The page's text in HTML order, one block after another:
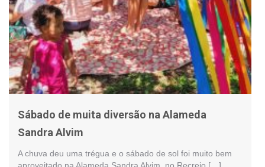
Sábado de muita diversão na Alameda
Sandra Alvim
A chuva deu uma trégua e o sábado de sol foi muito bem